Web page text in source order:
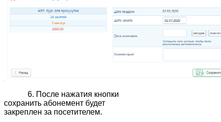
6. После нажатия кнопки
сохранить абонемент будет
закреплен за посетителем.